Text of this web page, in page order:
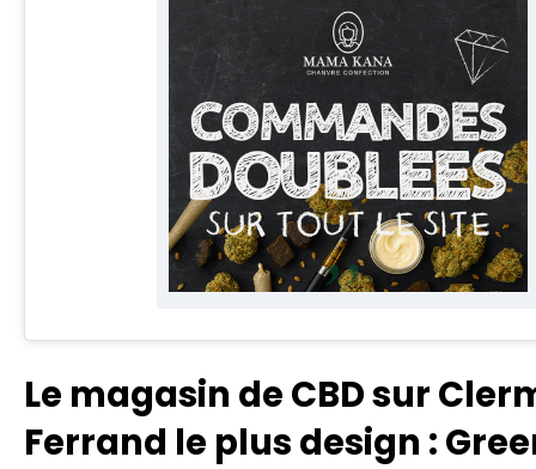
Le magasin de CBD sur
Ferrand le plus design :